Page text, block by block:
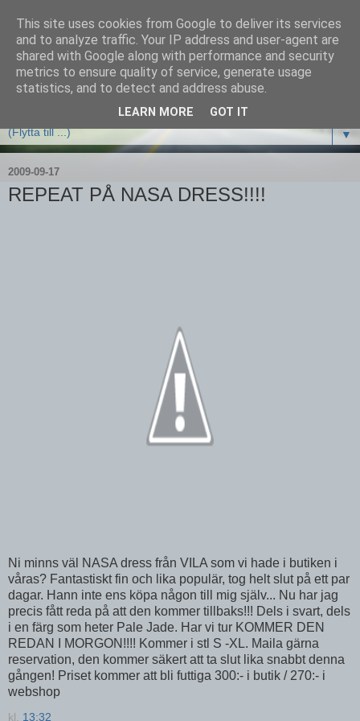
▼
2009-09-17
REPEAT PÅ NASA DRESS!!!!
Ni minns väl NASA dress från VILA som vi hade i butiken i
våras? Fantastiskt fin och lika populär, tog helt slut på ett par
dagar. Hann inte ens köpa någon till mig själv... Nu har jag
precis fått reda på att den kommer tillbaks!!! Dels i svart, dels
i en färg som heter Pale Jade. Har vi tur KOMMER DEN
REDAN I MORGON!!!! Kommer i stl S -XL. Maila gärna
reservation, den kommer säkert att ta slut lika snabbt denna
gången! Priset kommer att bli futtiga 300:- i butik / 270:- i
webshop
kl. 13:32
This site uses cookies from Google to deliver its services
and to analyze traffic. Your IP address and user-agent are
shared with Google along with performance and security
metrics to ensure quality of service, generate usage
statistics, and to detect and address abuse.
LEARN MORE GOT IT